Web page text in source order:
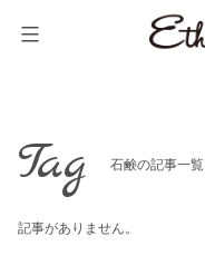
Tag 石鹸の記事一覧
記事がありません。